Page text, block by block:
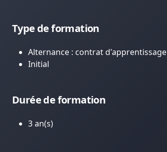
Type de formation
Alternance : contrat d'apprentissage
Initial
Durée de formation
3 an(s)